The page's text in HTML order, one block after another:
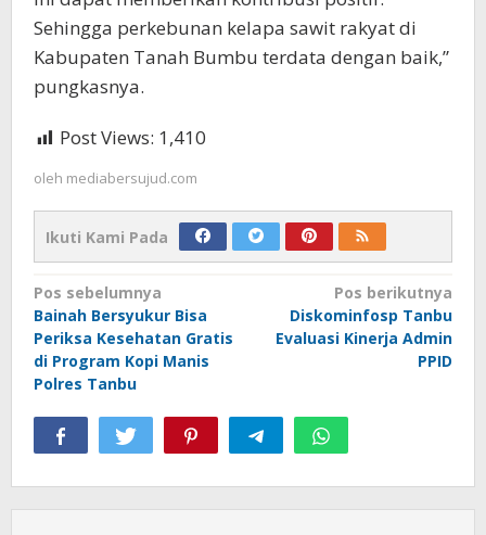
Sehingga perkebunan kelapa sawit rakyat di
Kabupaten Tanah Bumbu terdata dengan baik,”
pungkasnya.
Post Views: 1,410
oleh mediabersujud.com
Ikuti Kami Pada
Navigasi
pos
Pos sebelumnya
Bainah Bersyukur Bisa
Periksa Kesehatan Gratis
di Program Kopi Manis
Polres Tanbu
Pos berikutnya
Diskominfosp Tanbu
Evaluasi Kinerja Admin
PPID